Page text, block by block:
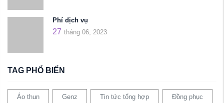
Phí dịch vụ
27 tháng 06, 2023
TAG PHỔ BIẾN
Áo thun Genz Tin tức tổng hợp Đồng phục